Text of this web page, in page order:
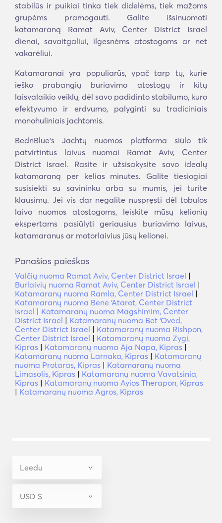
stabilūs ir puikiai tinka tiek didelėms, tiek mažoms
grupėms pramogauti. Galite išsinuomoti
katamaraną Ramat Aviv, Center District Israel
dienai, savaitgaliui, ilgesnėms atostogoms ar net
vakarėliui.
Katamaranai yra populiarūs, ypač tarp tų, kurie
ieško prabangių buriavimo atostogų ir kitų
laisvalaikio veiklų, dėl savo padidinto stabilumo, kuro
efektyvumo ir erdvumo, palyginti su tradiciniais
monohuliniais jachtomis.
BednBlue's Jachtų nuomos platforma siūlo tik
patvirtintus laivus nuomai Ramat Aviv, Center
District Israel. Rasite ir užsisakysite savo idealų
katamaraną per kelias minutes. Galite tiesiogiai
susisiekti su savininku arba su mumis, jei turite
klausimų. Jei vis dar negalite nuspręsti dėl tobulos
laivo nuomos atostogoms, leiskite mūsų kelionių
ekspertams pasiūlyti geriausius buriavimo laivus,
katamaranus ar motorlaivius jūsų kelionei.
Panašios paieškos
Valčių nuoma Ramat Aviv, Center District Israel |
Burlaivių nuoma Ramat Aviv, Center District Israel |
Katamaranų nuoma Ramla, Center District Israel |
Katamaranų nuoma Bene ‘Atarot, Center District
Israel | Katamaranų nuoma Magshimim, Center
District Israel | Katamaranų nuoma Bet ‘Oved,
Center District Israel | Katamaranų nuoma Rishpon,
Center District Israel | Katamaranų nuoma Zygi,
Kipras | Katamaranų nuoma Aja Napa, Kipras |
Katamaranų nuoma Larnaka, Kipras | Katamaranų
nuoma Protaras, Kipras | Katamaranų nuoma
Limasolis, Kipras | Katamaranų nuoma Vavatsinia,
Kipras | Katamaranų nuoma Ayios Therapon, Kipras
| Katamaranų nuoma Agros, Kipras